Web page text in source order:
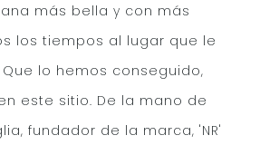
más bella y con más
los tiempos al lugar que le
lo hemos conseguido,
este sitio. De la mano de
fundador de la marca, 'NR'